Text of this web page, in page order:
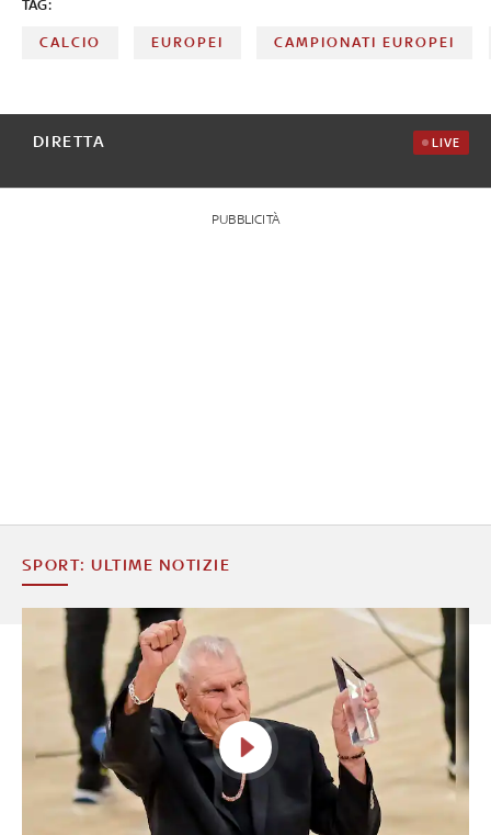
TAG:
CALCIO EUROPEI CAMPIONATI EUROPEI
DIRETTA LIVE
PUBBLICITÀ
SPORT: ULTIME NOTIZIE